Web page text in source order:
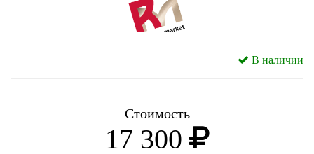
В наличии
Стоимость
17 300